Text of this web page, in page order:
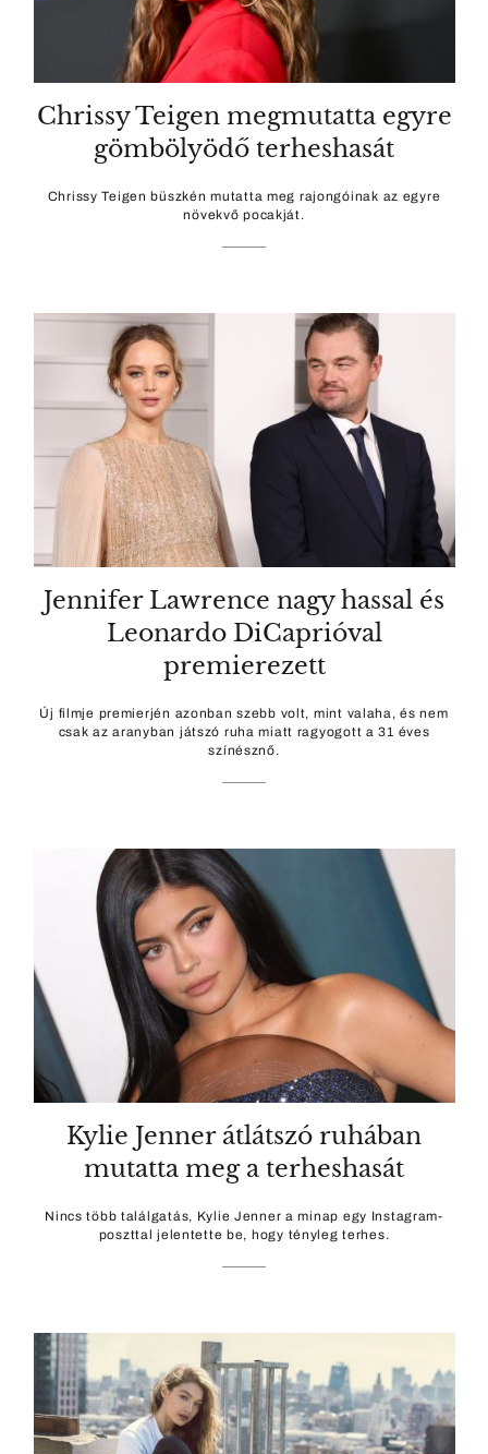
Chrissy Teigen megmutatta egyre
gömbölyödő terheshasát
Chrissy Teigen büszkén mutatta meg rajongóinak az egyre
növekvő pocakját.
Jennifer Lawrence nagy hassal és
Leonardo DiCaprióval
premierezett
Új filmje premierjén azonban szebb volt, mint valaha, és nem
csak az aranyban játszó ruha miatt ragyogott a 31 éves
színésznő.
Kylie Jenner átlátszó ruhában
mutatta meg a terheshasát
Nincs több találgatás, Kylie Jenner a minap egy Instagram-
poszttal jelentette be, hogy tényleg terhes.